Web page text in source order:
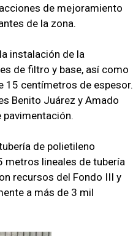
de mejoramiento
de la zona.
instalación de la
de filtro y base, así como
15 centímetros de espesor.
Benito Juárez y Amado
de polietileno
metros lineales de tubería
recursos del Fondo III y
a más de 3 mil